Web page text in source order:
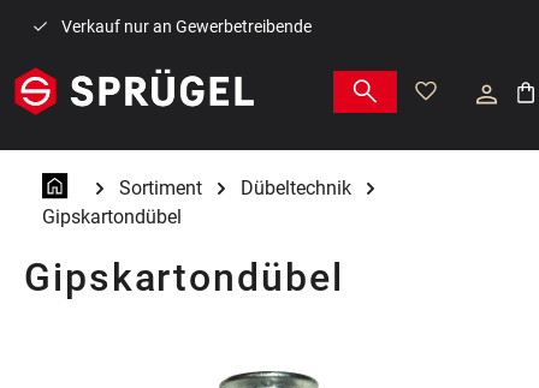
Zum Hauptinhalt springen
Verkauf nur an Gewerbetreibende
Sortiment
Dübeltechnik
Gipskartondübel
Gipskartondübel